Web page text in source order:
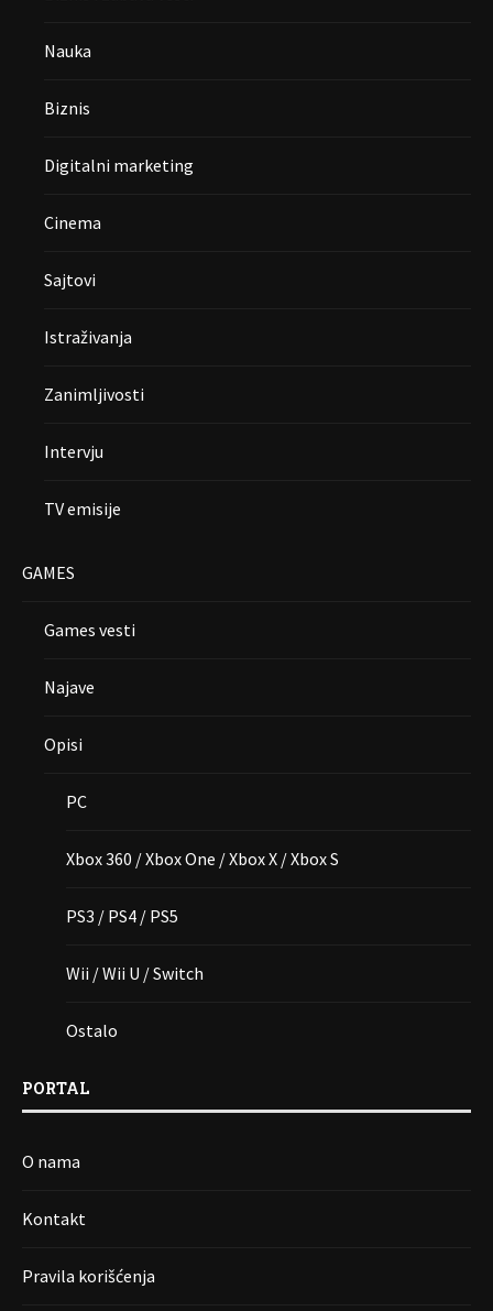
Nauka
Biznis
Digitalni marketing
Cinema
Sajtovi
Istraživanja
Zanimljivosti
Intervju
TV emisije
GAMES
Games vesti
Najave
Opisi
PC
Xbox 360 / Xbox One / Xbox X / Xbox S
PS3 / PS4 / PS5
Wii / Wii U / Switch
Ostalo
PORTAL
O nama
Kontakt
Pravila korišćenja